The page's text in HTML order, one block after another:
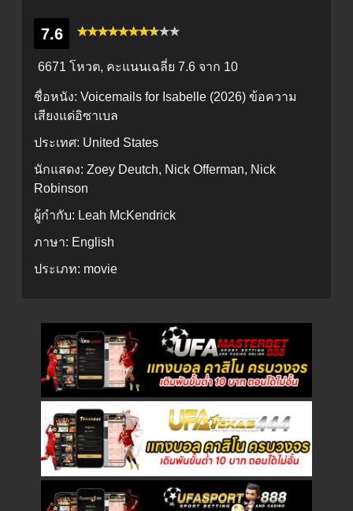
7.6
6671 โหวต, คะแนนเฉลี่ย 7.6 จาก 10
ชื่อหนัง: Voicemails for Isabelle (2026) ข้อความ
เสียงแด่อิซาเบล
ประเทศ: United States
นักแสดง: Zoey Deutch, Nick Offerman, Nick
Robinson
ผู้กำกับ: Leah McKendrick
ภาษา: English
ประเภท: movie